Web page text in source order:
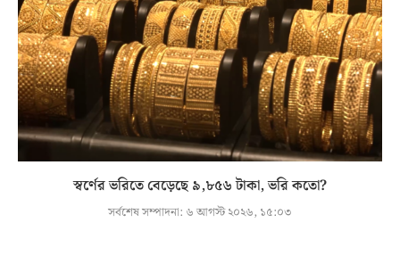
স্বর্ণের ভরিতে বেড়েছে ৯,৮৫৬ টাকা, ভরি কতো?
সর্বশেষ সম্পাদনা: ৬ আগস্ট ২০২৬, ১৫:০৩